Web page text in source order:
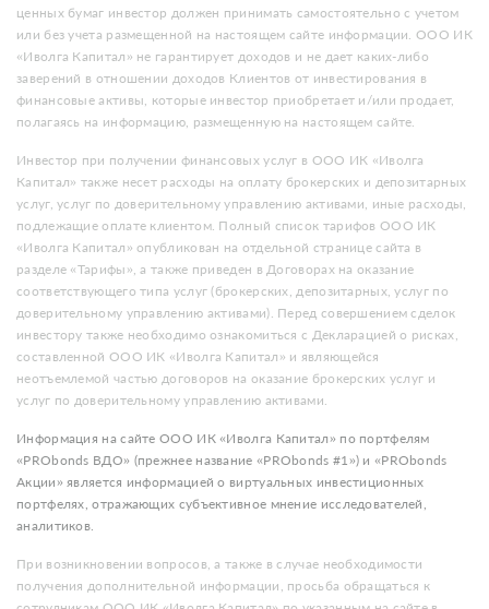
ценных бумаг инвестор должен принимать самостоятельно с учетом
или без учета размещенной на настоящем сайте информации. ООО ИК
«Иволга Капитал» не гарантирует доходов и не дает каких-либо
заверений в отношении доходов Клиентов от инвестирования в
финансовые активы, которые инвестор приобретает и/или продает,
полагаясь на информацию, размещенную на настоящем сайте.
Инвестор при получении финансовых услуг в ООО ИК «Иволга
Капитал» также несет расходы на оплату брокерских и депозитарных
услуг, услуг по доверительному управлению активами, иные расходы,
подлежащие оплате клиентом. Полный список тарифов ООО ИК
«Иволга Капитал» опубликован на отдельной странице сайта в
разделе «Тарифы», а также приведен в Договорах на оказание
соответствующего типа услуг (брокерских, депозитарных, услуг по
доверительному управлению активами). Перед совершением сделок
инвестору также необходимо ознакомиться с Декларацией о рисках,
составленной ООО ИК «Иволга Капитал» и являющейся
неотъемлемой частью договоров на оказание брокерских услуг и
услуг по доверительному управлению активами.
Информация на сайте ООО ИК «Иволга Капитал» по портфелям
«PRObonds ВДО» (прежнее название «PRObonds #1») и «PRObonds
Акции» является информацией о виртуальных инвестиционных
портфелях, отражающих субъективное мнение исследователей,
аналитиков.
При возникновении вопросов, а также в случае необходимости
получения дополнительной информации, просьба обращаться к